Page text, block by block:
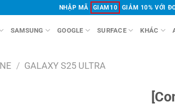
NHẬP MÃ GIAM10 GIẢM 10% VỚI
SAMSUNG GOOGLE SURFACE KHÁC
/ GALAXY S25 ULTRA